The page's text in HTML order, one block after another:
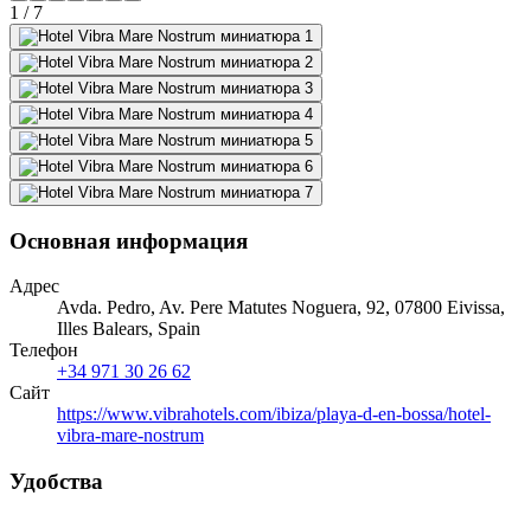
1 / 7
Основная информация
Адрес
Avda. Pedro, Av. Pere Matutes Noguera, 92, 07800 Eivissa,
Illes Balears, Spain
Телефон
+34 971 30 26 62
Сайт
https://www.vibrahotels.com/ibiza/playa-d-en-bossa/hotel-
vibra-mare-nostrum
Удобства